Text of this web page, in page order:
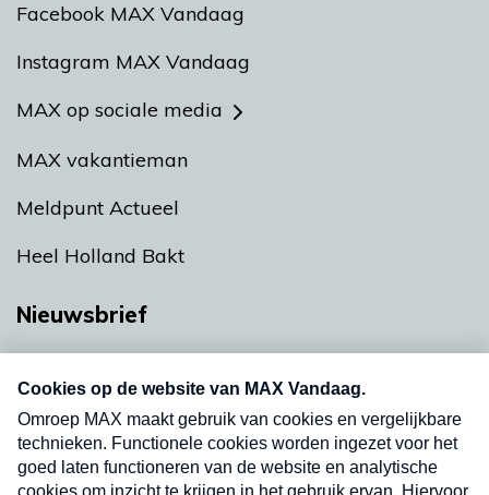
Facebook MAX Vandaag
Instagram MAX Vandaag
MAX op sociale media
MAX vakantieman
Meldpunt Actueel
Heel Holland Bakt
Nieuwsbrief
nieuwsbrief. Elke vrijdag- en dinsdagochtend in
uw mailbox.
Verzend